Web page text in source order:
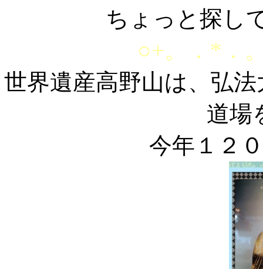
ちょっと探し
○+。．*．
世界遺産高野山は、弘
道場
今年１２